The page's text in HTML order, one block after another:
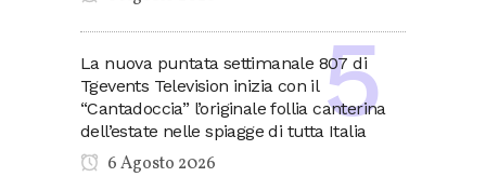
La nuova puntata settimanale 807 di
Tgevents Television inizia con il
“Cantadoccia” l’originale follia canterina
dell’estate nelle spiagge di tutta Italia
6 Agosto 2026